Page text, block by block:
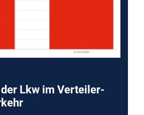
Lkw im Verteiler-